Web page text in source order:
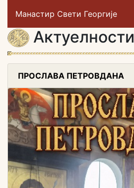
Манастир Свети Георгије
Актуелности
ПРОСЛАВА ПЕТРОВДАНА